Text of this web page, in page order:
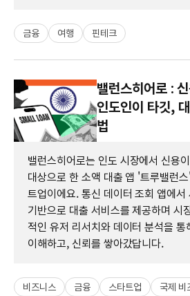
금융 여행 핀테크
밸런스히어로 :
인도인이 타깃,
법
밸런스히어로는 인도 시장에서 신용
대상으로 한 소액 대출 앱 '트루밸런
트업이에요. 통신 데이터 조회 앱에서
기반으로 대출 서비스를 제공하며 시
적인 유저 리서치와 데이터 분석을 통
이해하고, 신뢰를 쌓아갔답니다.
비즈니스 금융 스타트업 국제 비